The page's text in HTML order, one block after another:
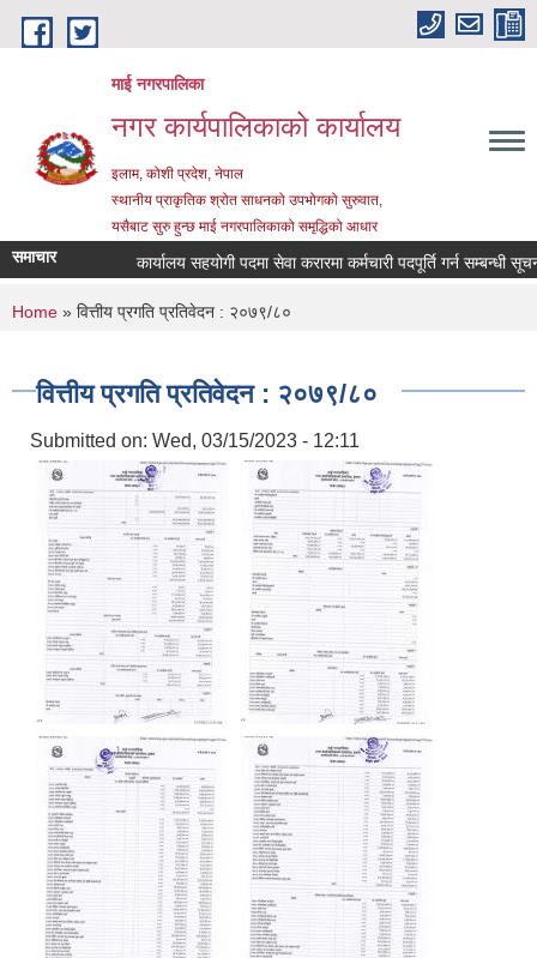
Skip to main content
माई नगरपालिका
नगर कार्यपालिकाको कार्यालय
इलाम, कोशी प्रदेश, नेपाल
स्थानीय प्राकृतिक श्रोत साधनको उपभोगको सुरुवात,
यसैबाट सुरु हुन्छ माई नगरपालिकाको समृद्धिको आधार
समाचार कार्यालय सहयोगी पदमा सेवा करारमा कर्मचारी पदपूर्ति गर्न सम्बन्धी सूचना
You are here
Home » वित्तीय प्रगति प्रतिवेदन : २०७९/८०
वित्तीय प्रगति प्रतिवेदन : २०७९/८०
Submitted on: Wed, 03/15/2023 - 12:11